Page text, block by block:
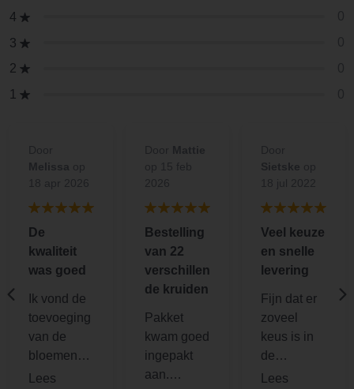
4
3
2
1
De
kwaliteit
was goed
Ik vond de
toevoeging
van de
bloemen
tussen de
Bestelling
van 22
verschillen
de kruiden
Pakket
kwam goed
ingepakt
aan.
Veel keuze
en snelle
levering
Fijn dat er
zoveel
keus is in
de
webshop.